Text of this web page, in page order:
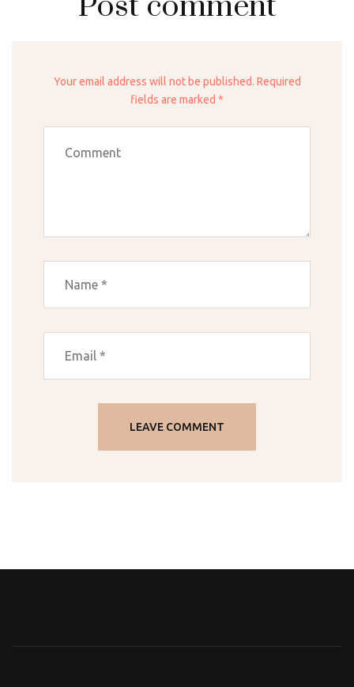
Your email address will not be published. Required
fields are marked *